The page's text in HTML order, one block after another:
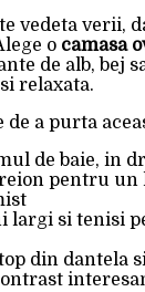
vedeta verii,
o camasa
de alb, bej
relaxata.
a purta
de baie, in
pentru un
largi si tenisi
din dantela